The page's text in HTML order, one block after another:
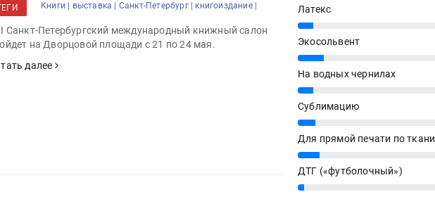
Книги | выставка | Санкт-Петербург | книгоиздание |
Санкт-Петербургский международный книжный салон
на Дворцовой площади с 21 по 24 мая.
далее
Латекс
7%
Экосольвент
12%
На водных чернилах
7%
Сублимацию
8%
Для прямой печати по ткани
10%
ДТГ («футболочный»)
3%